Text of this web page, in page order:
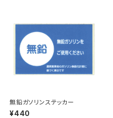
無鉛ガソリンステッカー
¥440